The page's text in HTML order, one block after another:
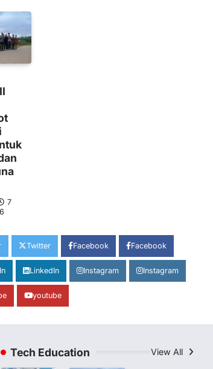
7
Twitter Facebook Facebook
LinkedIn Instagram Instagram
youtube
Tech Education View All